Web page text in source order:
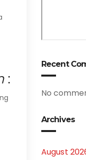
:
Recent
No
Archives
August